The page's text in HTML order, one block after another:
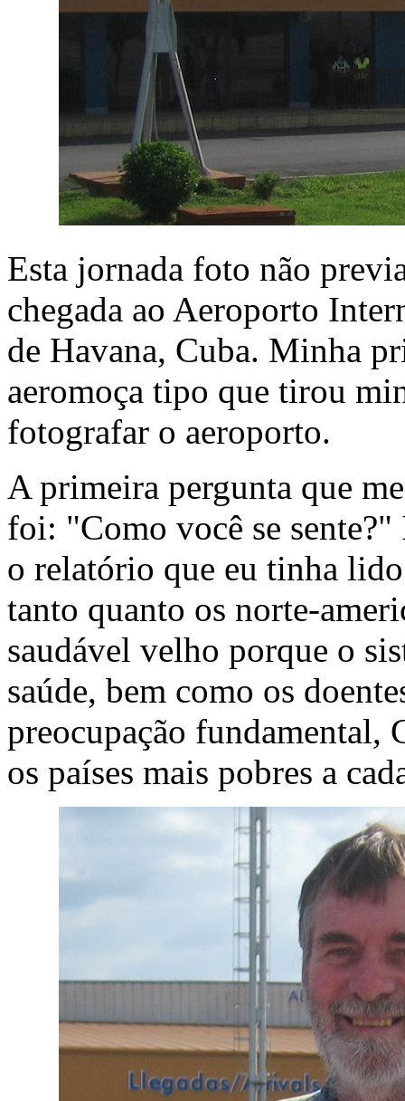
Esta jornada foto não
chegada ao Aeroporto
de Havana, Cuba. Minha
aeromoça tipo que tirou
fotografar o aeroporto.
A primeira pergunta que
foi: "Como você se
o relatório que eu tinha
tanto quanto os norte-
saudável velho porque o
saúde, bem como os
preocupação fundamental,
os países mais pobres a